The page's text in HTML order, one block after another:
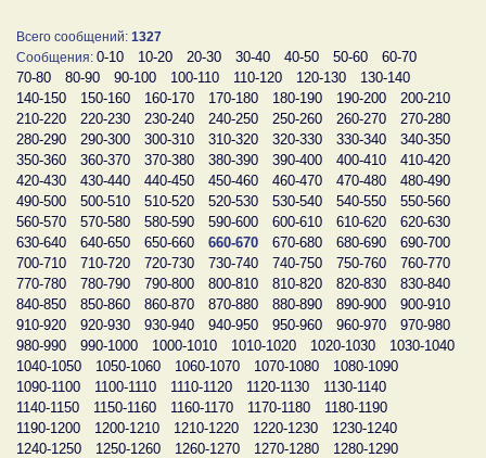
Всего сообщений: 1327
Сообщения: 0-10 10-20 20-30 30-40 40-50 50-60
60-70
70-80
80-90 90-100 100-110 110-120 120-130
130-140
140-150
150-160 160-170 170-180 180-190 190-200
200-210
210-220
220-230 230-240 240-250 250-260 260-270
270-280
280-290
290-300 300-310 310-320 320-330 330-340
340-350
350-360
360-370 370-380 380-390 390-400 400-410
410-420
420-430
430-440 440-450 450-460 460-470 470-480
480-490
490-500
500-510 510-520 520-530 530-540 540-550
550-560
560-570
570-580 580-590 590-600 600-610 610-620
620-630
630-640
640-650 650-660 660-670 670-680 680-690
690-700
700-710
710-720 720-730 730-740 740-750 750-760
760-770
770-780
780-790 790-800 800-810 810-820 820-830
830-840
840-850
850-860 860-870 870-880 880-890 890-900
900-910
910-920
920-930 930-940 940-950 950-960 960-970
970-980
980-990
990-1000 1000-1010 1010-1020 1020-1030
1030-1040
1040-1050
1050-1060 1060-1070 1070-1080
1080-1090
1090-1100
1100-1110 1110-1120 1120-1130
1130-1140
1140-1150
1150-1160 1160-1170 1170-1180
1180-1190
1190-1200
1200-1210 1210-1220 1220-1230
1230-1240
1240-1250
1250-1260 1260-1270 1270-1280
1280-1290